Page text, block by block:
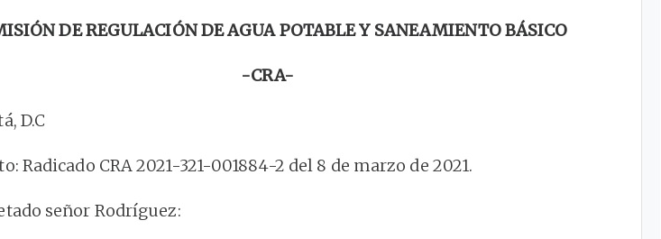
DE REGULACIÓN DE AGUA POTABLE Y SANEAMIENTO BÁSICO
-CRA-
D.C
Radicado CRA 2021-321-001884-2 del 8 de marzo de 2021.
señor Rodríguez: